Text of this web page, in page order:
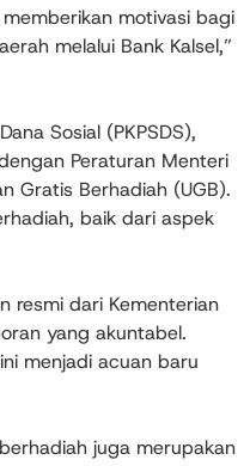
memberikan motivasi bagi
melalui Bank Kalsel,”
Sosial (PKPSDS),
Peraturan Menteri
Gratis Berhadiah (UGB).
baik dari aspek
resmi dari Kementerian
yang akuntabel.
menjadi acuan baru
juga merupakan